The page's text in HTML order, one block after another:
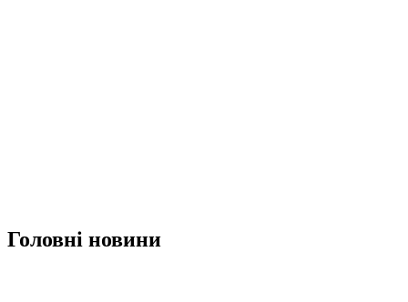
Головні новини